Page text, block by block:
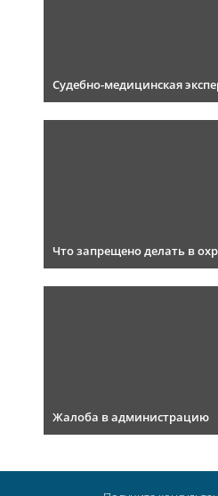
Судебно-медицинская
Что запрещено делать в
Жалоба в администрацию